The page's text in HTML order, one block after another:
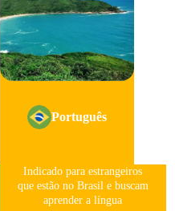
Português
Indicado para estrangeiros
que estão no Brasil e buscam
aprender a língua